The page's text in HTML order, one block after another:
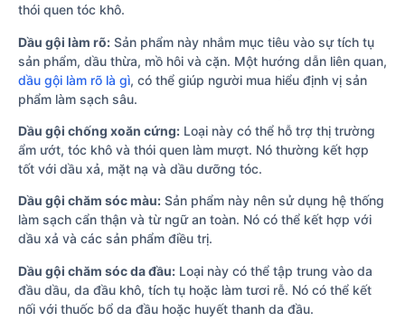
thói quen tóc khô.
Dầu gội làm rõ: Sản phẩm này nhắm mục tiêu vào sự tích tụ
sản phẩm, dầu thừa, mồ hôi và cặn. Một hướng dẫn liên quan,
dầu gội làm rõ là gì, có thể giúp người mua hiểu định vị sản
phẩm làm sạch sâu.
Dầu gội chống xoăn cứng: Loại này có thể hỗ trợ thị trường
ẩm ướt, tóc khô và thói quen làm mượt. Nó thường kết hợp
tốt với dầu xả, mặt nạ và dầu dưỡng tóc.
Dầu gội chăm sóc màu: Sản phẩm này nên sử dụng hệ thống
làm sạch cẩn thận và từ ngữ an toàn. Nó có thể kết hợp với
dầu xả và các sản phẩm điều trị.
Dầu gội chăm sóc da đầu: Loại này có thể tập trung vào da
đầu dầu, da đầu khô, tích tụ hoặc làm tươi rễ. Nó có thể kết
nối với thuốc bổ da đầu hoặc huyết thanh da đầu.